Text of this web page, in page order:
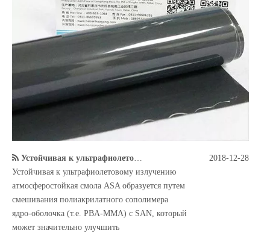
Устойчивая к ультрафиолетовому излучению атмосферостойкая смола, соэкструдированные пластиковые изделия, пленки и изделия
Устойчивая к ультрафиолетовому излучению
атмосферостойкая смола ASA образуется путем
смешивания полиакрилатного сополимера
ядро-оболочка (т.е. PBA-MMA) с SAN, который
может значительно улучшить
2018-12-28